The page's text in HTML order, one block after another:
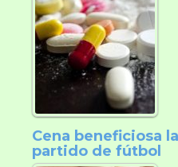
Cena beneficiosa
partido de fútbol